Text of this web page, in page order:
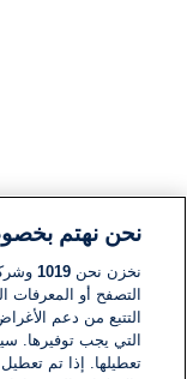
نحن نهتم
نخزن نحن1019
التصفح أو المعرفات
التتبع من دعم
التي يجب توفيرها.
تعطيلها. إذا تم